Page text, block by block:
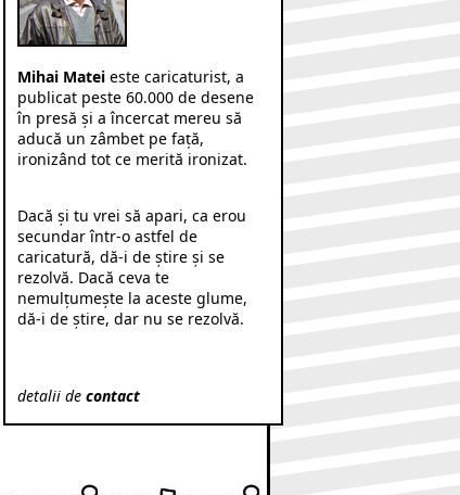
Mihai Matei este caricaturist, a
publicat peste 60.000 de desene
în presă şi a încercat mereu să
aducă un zâmbet pe faţă,
ironizând tot ce merită ironizat.
Dacă şi tu vrei să apari, ca erou
secundar într-o astfel de
caricatură, dă-i de ştire şi se
rezolvă. Dacă ceva te
nemulţumeşte la aceste glume,
dă-i de ştire, dar nu se rezolvă.
detalii de contact